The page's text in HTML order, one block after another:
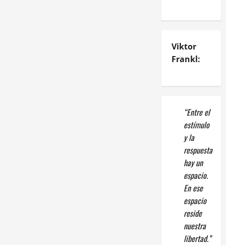
Viktor
Frankl:
“Entre el
estímulo
y la
respuesta
hay un
espacio.
En ese
espacio
reside
nuestra
libertad.”